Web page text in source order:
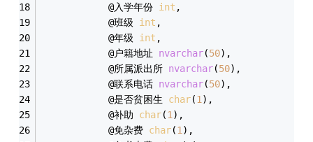
			@入学年份
int ,
			@班级
int ,
			@年级
int ,
			@户籍地址
nvarchar(50),
			@所属派出所
nvarchar(50),
			@联系电话
nvarchar(50),
			@是否贫困生
char(1 ),
			@补助
char(1 ),
			@免杂费
char(1 ),